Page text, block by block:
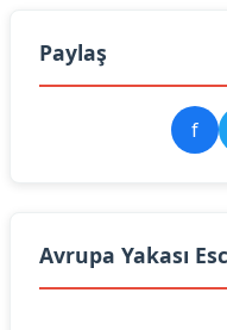
Paylaş
f
Avrupa Yakası